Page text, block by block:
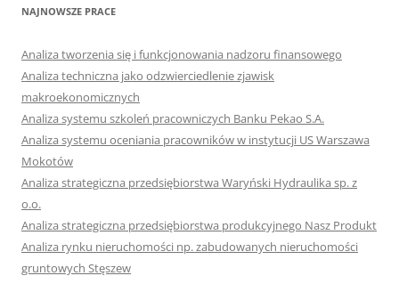
NAJNOWSZE PRACE
Analiza tworzenia się i funkcjonowania nadzoru finansowego
Analiza techniczna jako odzwierciedlenie zjawisk
makroekonomicznych
Analiza systemu szkoleń pracowniczych Banku Pekao S.A.
Analiza systemu oceniania pracowników w instytucji US Warszawa
Mokotów
Analiza strategiczna przedsiębiorstwa Waryński Hydraulika sp. z
o.o.
Analiza strategiczna przedsiębiorstwa produkcyjnego Nasz Produkt
Analiza rynku nieruchomości np. zabudowanych nieruchomości
gruntowych Stęszew